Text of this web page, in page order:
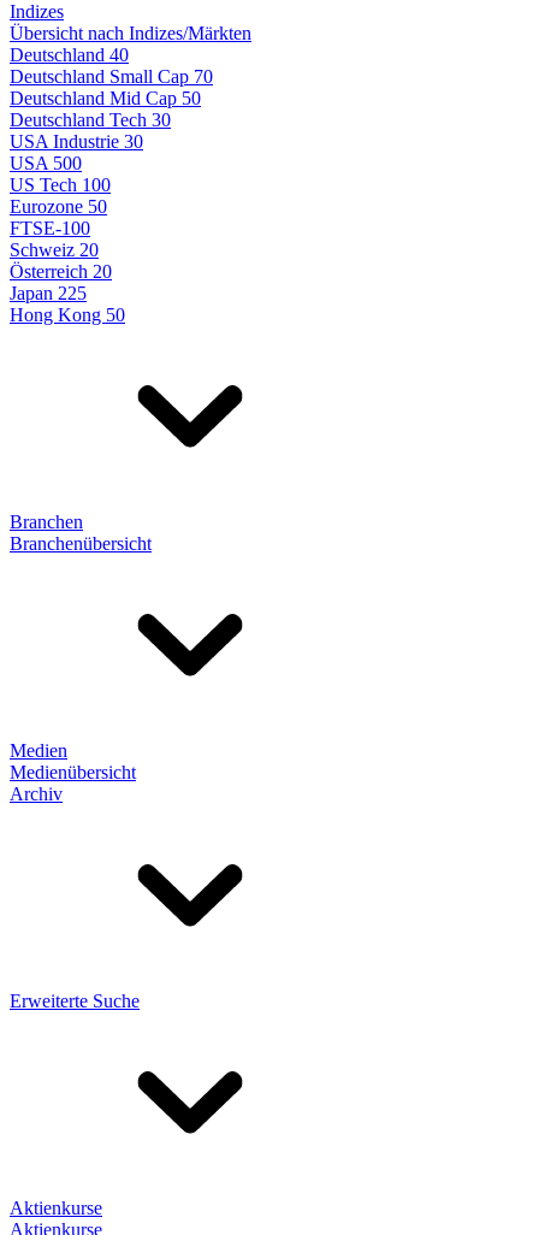
Indizes
Übersicht nach Indizes/Märkten
Deutschland 40
Deutschland Small Cap 70
Deutschland Mid Cap 50
Deutschland Tech 30
USA Industrie 30
USA 500
US Tech 100
Eurozone 50
FTSE-100
Schweiz 20
Österreich 20
Japan 225
Hong Kong 50
Branchen
Branchenübersicht
Medien
Medienübersicht
Archiv
Erweiterte Suche
Aktienkurse
Aktienkurse